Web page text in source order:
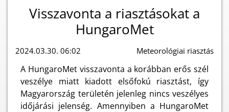
Visszavonta a riasztásokat a
HungaroMet
2024.03.30. 06:02 Meteorológiai riasztás
A HungaroMet visszavonta a korábban erős szél
veszélye miatt kiadott elsőfokú riasztást, így
Magyarország területén jelenleg nincs veszélyes
időjárási jelenség. Amennyiben a HungaroMet